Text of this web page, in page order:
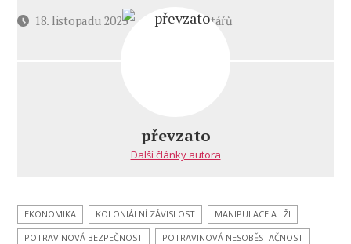
Datum18. listopadu 2023 12 komentářůu
s tebou
udělá!
převzato
Další články autora
EKONOMIKA KOLONIÁLNÍ ZÁVISLOST
MANIPULACE A LŽI
POTRAVINOVÁ BEZPEČNOST
POTRAVINOVÁ NESOBĚSTAČNOST